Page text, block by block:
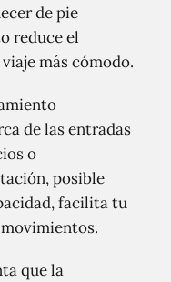
de pie
reduce el
más cómodo.
de las entradas
o
posible
facilita tu
que la